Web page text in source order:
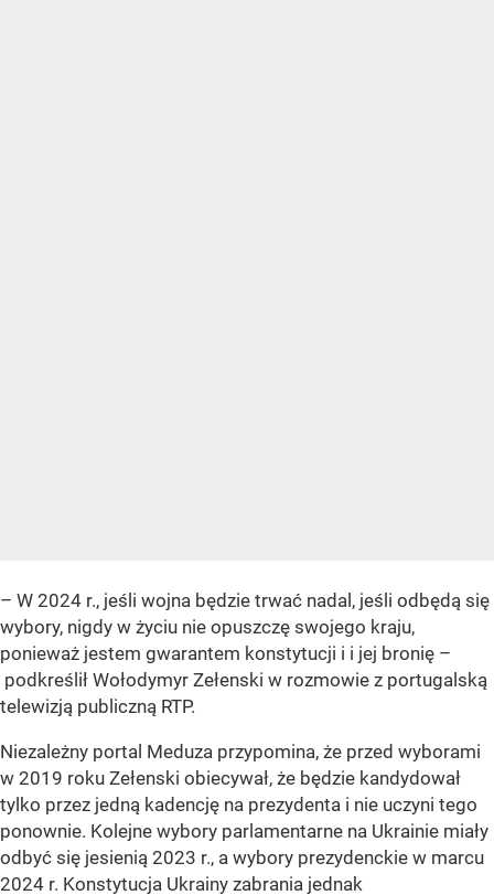
– W 2024 r., jeśli wojna będzie trwać nadal, jeśli odbędą się
wybory, nigdy w życiu nie opuszczę swojego kraju,
ponieważ jestem gwarantem konstytucji i i jej bronię –
podkreślił Wołodymyr Zełenski w rozmowie z portugalską
telewizją publiczną RTP.
Niezależny portal Meduza przypomina, że przed wyborami
w 2019 roku Zełenski obiecywał, że będzie kandydował
tylko przez jedną kadencję na prezydenta i nie uczyni tego
ponownie. Kolejne wybory parlamentarne na Ukrainie miały
odbyć się jesienią 2023 r., a wybory prezydenckie w marcu
2024 r. Konstytucja Ukrainy zabrania jednak